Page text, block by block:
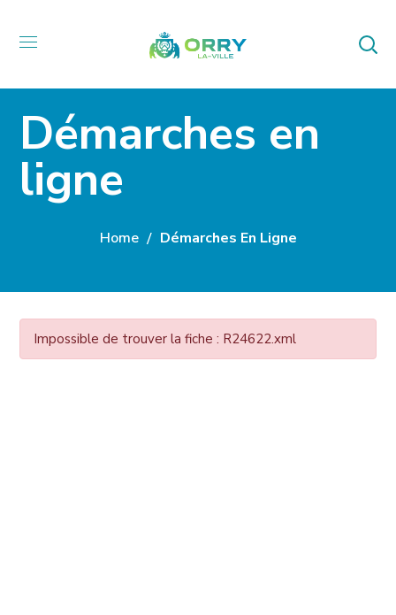
Démarches en
ligne
Home Démarches En Ligne
Impossible de trouver la fiche : R24622.xml